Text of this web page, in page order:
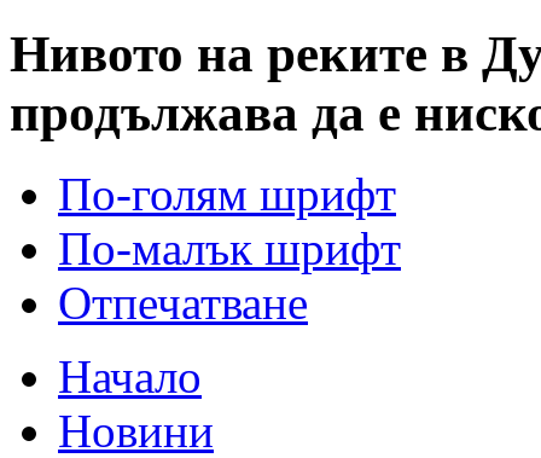
Нивото на реките в
продължава да е
По-голям шрифт
По-малък шрифт
Отпечатване
Начало
Новини